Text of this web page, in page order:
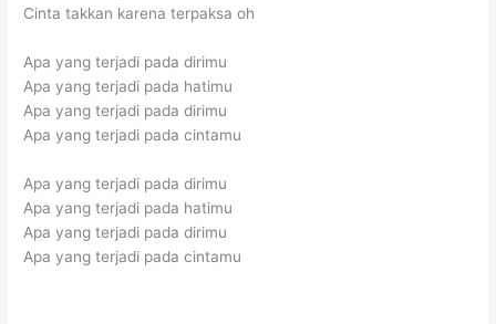
Cinta takkan karena terpaksa oh
Apa yang terjadi pada dirimu
Apa yang terjadi pada hatimu
Apa yang terjadi pada dirimu
Apa yang terjadi pada cintamu
Apa yang terjadi pada dirimu
Apa yang terjadi pada hatimu
Apa yang terjadi pada dirimu
Apa yang terjadi pada cintamu